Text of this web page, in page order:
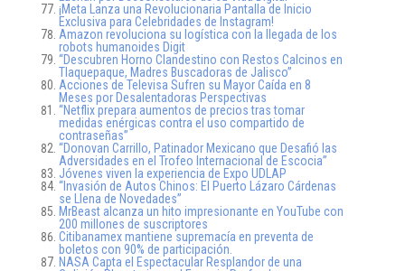
¡Meta Lanza una Revolucionaria Pantalla de Inicio
Exclusiva para Celebridades de Instagram!
Amazon revoluciona su logística con la llegada de los
robots humanoides Digit
“Descubren Horno Clandestino con Restos Calcinos en
Tlaquepaque, Madres Buscadoras de Jalisco”
Acciones de Televisa Sufren su Mayor Caída en 8
Meses por Desalentadoras Perspectivas
“Netflix prepara aumentos de precios tras tomar
medidas enérgicas contra el uso compartido de
contraseñas”
“Donovan Carrillo, Patinador Mexicano que Desafió las
Adversidades en el Trofeo Internacional de Escocia”
Jóvenes viven la experiencia de Expo UDLAP
“Invasión de Autos Chinos: El Puerto Lázaro Cárdenas
se Llena de Novedades”
MrBeast alcanza un hito impresionante en YouTube con
200 millones de suscriptores
Citibanamex mantiene supremacía en preventa de
boletos con 90% de participación.
NASA Capta el Espectacular Resplandor de una